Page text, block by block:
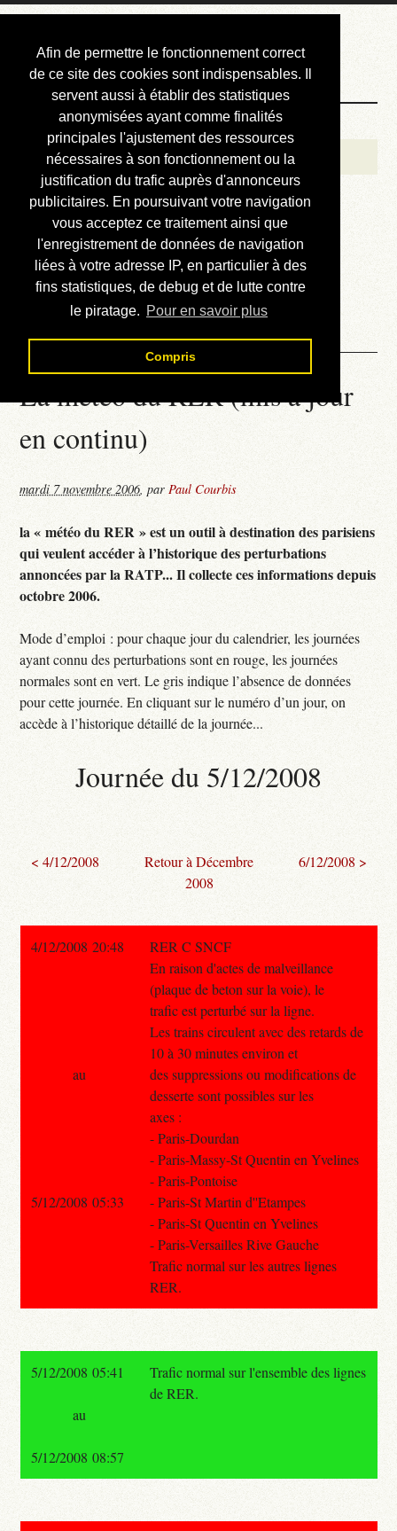
Afin de permettre le fonctionnement correct
de ce site des cookies sont indispensables. Il
servent aussi à établir des statistiques
anonymisées ayant comme finalités
principales l'ajustement des ressources
nécessaires à son fonctionnement ou la
justification du trafic auprès d'annonceurs
publicitaires. En poursuivant votre navigation
vous acceptez ce traitement ainsi que
l'enregistrement de données de navigation
liées à votre adresse IP, en particulier à des
fins statistiques, de debug et de lutte contre
le piratage. Pour en savoir plus
Compris
Courbis, « LE »
Blog Officiel
Bienvenue
Réalisations
Divers (et d’été)
Annonces
Liens externes
Téléchargement
Contact
La météo du RER (mis à jour
en continu)
mardi 7 novembre 2006,parPaul Courbis
la « météo du RER » est un outil à destination des parisiens
qui veulent accéder à l’historique des perturbations
annoncées par la RATP... Il collecte ces informations depuis
octobre 2006.
Mode d’emploi : pour chaque jour du calendrier, les journées
ayant connu des perturbations sont en rouge, les journées
normales sont en vert. Le gris indique l’absence de données
pour cette journée. En cliquant sur le numéro d’un jour, on
accède à l’historique détaillé de la journée...
Journée du 5/12/2008
< 4/12/2008
Retour à Décembre
2008
6/12/2008 >
4/12/2008 20:48
RER C SNCF
En raison d'actes de malveillance
(plaque de beton sur la voie), le
trafic est perturbé sur la ligne.
Les trains circulent avec des retards de
10 à 30 minutes environ et
des suppressions ou modifications de
desserte sont possibles sur les
axes :
- Paris-Dourdan
- Paris-Massy-St Quentin en Yvelines
- Paris-Pontoise
- Paris-St Martin d''Etampes
- Paris-St Quentin en Yvelines
- Paris-Versailles Rive Gauche
Trafic normal sur les autres lignes
RER.
au
5/12/2008 05:33
5/12/2008 05:41
Trafic normal sur l'ensemble des lignes
de RER.
au
5/12/2008 08:57